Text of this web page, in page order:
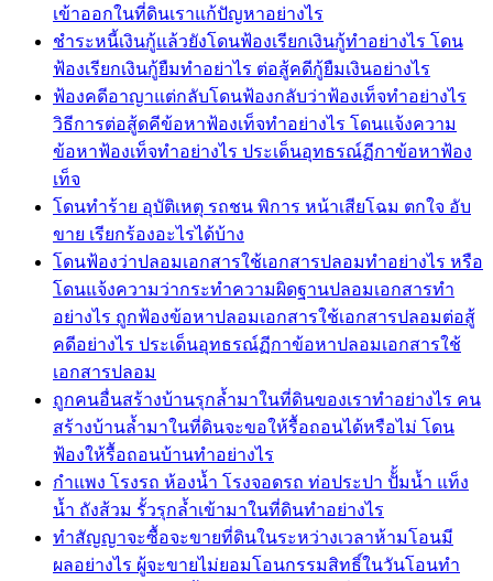
เข้าออกในที่ดินเราแก้ปัญหาอย่างไร
ชำระหนี้เงินกู้แล้วยังโดนฟ้องเรียกเงินกู้ทำอย่างไร โดน
ฟ้องเรียกเงินกู้ยืมทำอย่าไร ต่อสู้คดีกู้ยืมเงินอย่างไร
ฟ้องคดีอาญาแต่กลับโดนฟ้องกลับว่าฟ้องเท็จทำอย่างไร
วิธีการต่อสู้ดคีข้อหาฟ้องเท็จทำอย่างไร โดนแจ้งความ
ข้อหาฟ้องเท็จทำอย่างไร ประเด็นอุทธรณ์ฏีกาข้อหาฟ้อง
เท็จ
โดนทำร้าย อุบัติเหตุ รถชน พิการ หน้าเสียโฉม ตกใจ อับ
ขาย เรียกร้องอะไรได้บ้าง
โดนฟ้องว่าปลอมเอกสารใช้เอกสารปลอมทำอย่างไร หรือ
โดนแจ้งความว่ากระทำความผิดฐานปลอมเอกสารทำ
อย่างไร ถูกฟ้องข้อหาปลอมเอกสารใช้เอกสารปลอมต่อสู้
คดีอย่างไร ประเด็นอุทธรณ์ฏีกาข้อหาปลอมเอกสารใช้
เอกสารปลอม
ถูกคนอื่นสร้างบ้านรุกล้ำมาในที่ดินของเราทำอย่างไร คน
สร้างบ้านล้ำมาในที่ดินจะขอให้รื้อถอนได้หรือไม่ โดน
ฟ้องให้รื้อถอนบ้านทำอย่างไร
กำแพง โรงรถ ห้องน้ำ โรงจอดรถ ท่อประปา ปัั้มน้ำ แท็ง
น้ำ ถังส้วม รั้วรุกล้ำเข้ามาในที่ดินทำอย่างไร
ทำสัญญาจะซื้อจะขายที่ดินในระหว่างเวลาห้ามโอนมี
ผลอย่างไร ผู้จะขายไม่ยอมโอนกรรมสิทธิ์ในวันโอนทำ